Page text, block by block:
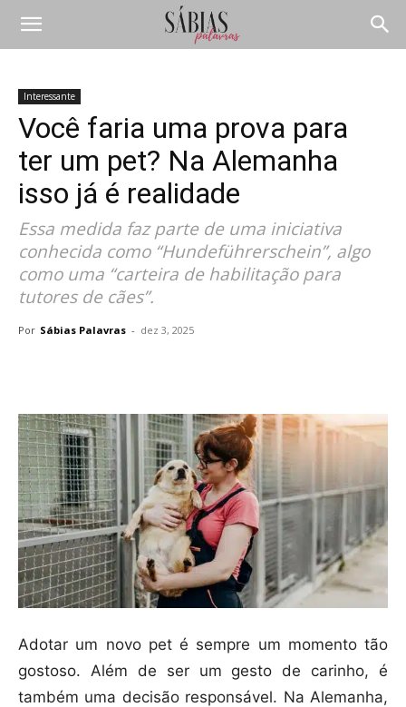
Interessante
Você faria uma prova para
ter um pet? Na Alemanha
isso já é realidade
Essa medida faz parte de uma iniciativa
conhecida como “Hundeführerschein”, algo
como uma “carteira de habilitação para
tutores de cães”.
Por Sábias Palavras - dez 3, 2025
Adotar um novo pet é sempre um momento tão
gostoso. Além de ser um gesto de carinho, é
também uma decisão responsável. Na Alemanha,